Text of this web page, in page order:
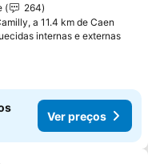
264
a 11.4 km de Caen
internas e externas
Ver preços